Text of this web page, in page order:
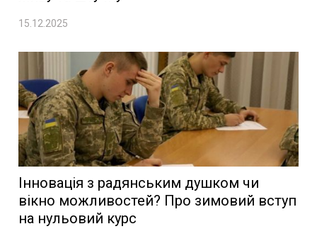
15.12.2025
Інновація з радянським душком чи
вікно можливостей? Про зимовий вступ
на нульовий курс